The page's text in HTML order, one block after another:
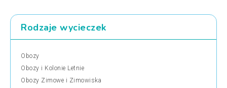
Rodzaje wycieczek
Obozy
Obozy i Kolonie Letnie
Obozy Zimowe i Zimowiska